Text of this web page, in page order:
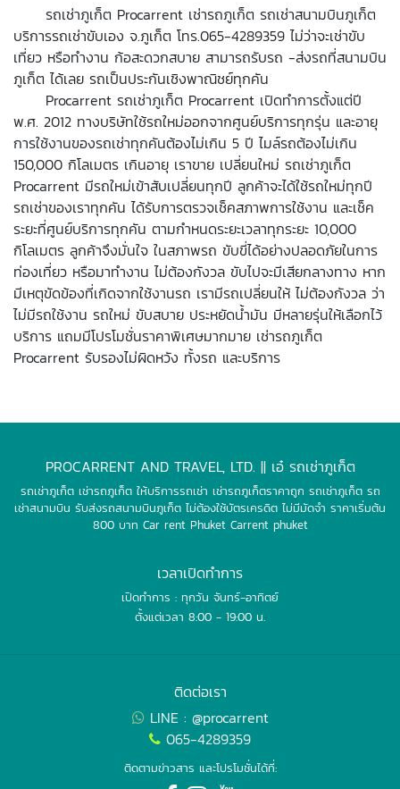
รถเช่าภูเก็ต Procarrent เช่ารถภูเก็ต รถเช่าสนามบินภูเก็ต
บริการรถเช่าขับเอง จ.ภูเก็ต โทร.065-4289359 ไม่ว่าจะเช่าขับ
เที่ยว หรือทำงาน ก้อสะดวกสบาย สามารถรับรถ -ส่งรถที่สนามบิน
ภูเก็ต ได้เลย รถเป็นประกันเชิงพาณิชย์ทุกคัน
Procarrent รถเช่าภูเก็ต Procarrent เปิดทำการตั้งแต่ปี
พ.ศ. 2012 ทางบริษัทใช้รถใหม่ออกจากศูนย์บริการทุกรุ่น และอายุ
การใช้งานของรถเช่าทุกคันต้องไม่เกิน 5 ปี ไมล์รถต้องไม่เกิน
150,000 กิโลเมตร เกินอายุ เราขาย เปลี่ยนใหม่ รถเช่าภูเก็ต
Procarrent มีรถใหม่เข้าสับเปลี่ยนทุกปี ลูกค้าจะได้ใช้รถใหม่ทุกปี
รถเช่าของเราทุกคัน ได้รับการตรวจเช็คสภาพการใช้งาน และเช็ค
ระยะที่ศูนย์บริการทุกคัน ตามกำหนดระยะเวลาทุกระยะ 10,000
กิโลเมตร ลูกค้าจึงมั่นใจ ในสภาพรถ ขับขี่ได้อย่างปลอดภัยในการ
ท่องเที่ยว หรือมาทำงาน ไม่ต้องกังวล ขับไปจะมีเสียกลางทาง หาก
มีเหตุขัดข้องที่เกิดจากใช้งานรถ เรามีรถเปลี่ยนให้ ไม่ต้องกังวล ว่า
ไม่มีรถใช้งาน รถใหม่ ขับสบาย ประหยัดน้ำมัน มีหลายรุ่นให้เลือกไว้
บริการ แถมมีโปรโมชั่นราคาพิเศษมากมาย เช่ารถภูเก็ต
Procarrent รับรองไม่ผิดหวัง ทั้งรถ และบริการ
PROCARRENT AND TRAVEL, LTD. || เอ๋ รถเช่าภูเก็ต
รถเช่าภูเก็ต เช่ารถภูเก็ต ให้บริการรถเช่า เช่ารถภูเก็ตราคาถูก รถเช่าภูเก็ต รถ
เช่าสนามบิน รับส่งรถสนามบินภูเก็ต ไม่ต้องใช้บัตรเครดิต ไม่มีมัดจำ ราคาเริ่มต้น
800 บาท Car rent Phuket Carrent phuket
เวลาเปิดทำการ
เปิดทำการ : ทุกวัน จันทร์-อาทิตย์
ตั้งแต่เวลา 8:00 - 19:00 น.
ติดต่อเรา
LINE : @procarrent
065-4289359
ติดตามข่าวสาร และโปรโมชั่นได้ที่: